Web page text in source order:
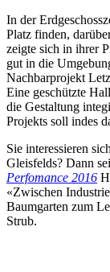
In der
Platz finden,
zeigte sich in ihrer
gut in die
Nachbarprojekt
Eine geschützte
die Gestaltung
Projekts soll indes
Sie interessieren
Gleisfelds? Dann
Perfomance 2016
«Zwischen
Baumgarten zum
Strub.